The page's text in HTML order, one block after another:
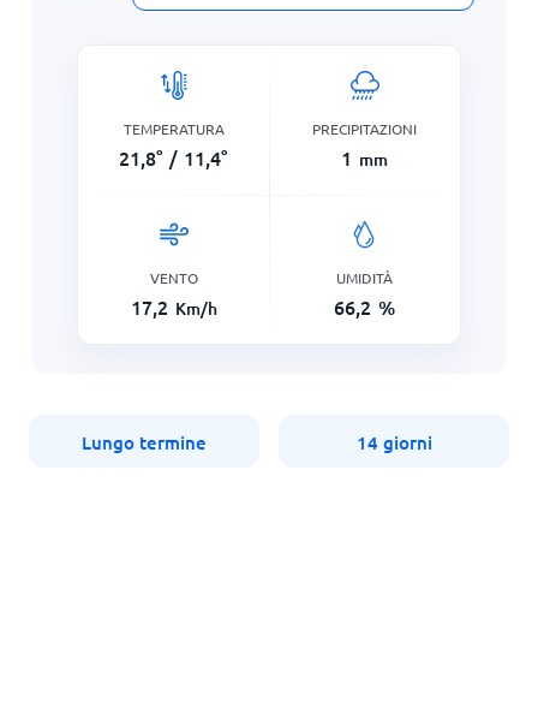
TEMPERATURA
21,8° / 11,4°
PRECIPITAZIONI
1 mm
VENTO
17,2 Km/h
UMIDITÀ
66,2 %
Lungo termine 14 giorni